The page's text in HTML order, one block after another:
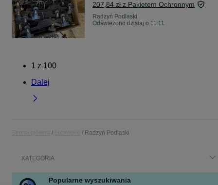
207,84 zł z Pakietem Ochronnym
Radzyń Podlaski
Odświeżono dzisiaj o 11:11
1 z 100
Dalej
Radzyń Podlaski
KATEGORIA
Popularne wyszukiwania